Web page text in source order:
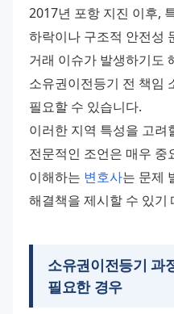
2017년 포항 지진 이후,
하락이나 구조적 안전성
거래 이슈가 발생하기도
소유권이전등기 전 책임
필요할 수 있습니다.
이러한 지역 특성을 고려
전문적인 조언은 매우 중
이해하는 변호사는 문제
해결책을 제시할 수 있기
소유권이전등기 과
필요한 경우